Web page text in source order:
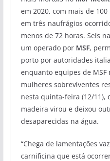
em 2020, com mais de
em três naufrágios
menos de 72 horas. Seis
um operado porMSF,
porto por autoridades
enquanto equipes de
mulheres sobreviventes
nesta quinta-feira (12/11),
madeira virou e deixou
desaparecidas na água.
“Chega de lamentações
carnificina que está